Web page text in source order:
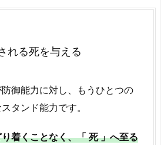
れる死を与える
御能力に対し、もうひとつの
タンド能力です。
着くことなく、「 死 」へ至る